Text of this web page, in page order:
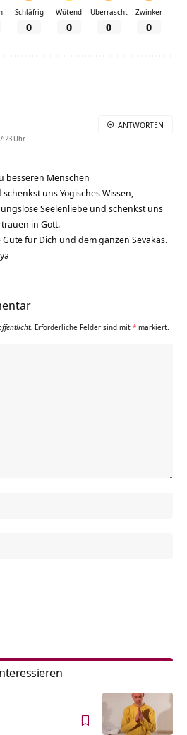
Schläfrig
0
Wütend
0
Überrascht
0
Zwinker
0
Uhr
besseren Menschen
uns Yogisches Wissen,
Seelenliebe und schenkst uns
in Gott.
für Dich und dem ganzen Sevakas.
ANTWORTEN
Erforderliche Felder sind mit * markiert.